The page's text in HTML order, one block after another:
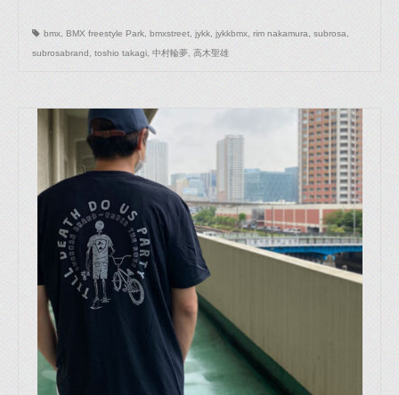
bmx BMX freestyle Park bmxstreet jykk jykkbmx rim nakamura subrosa
subrosabrand
toshio takagi 中村輪夢 高木聖雄